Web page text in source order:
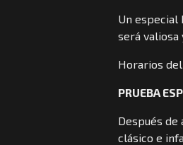
Un especial
será valiosa
Horarios del
PRUEBA
Después
clásico e